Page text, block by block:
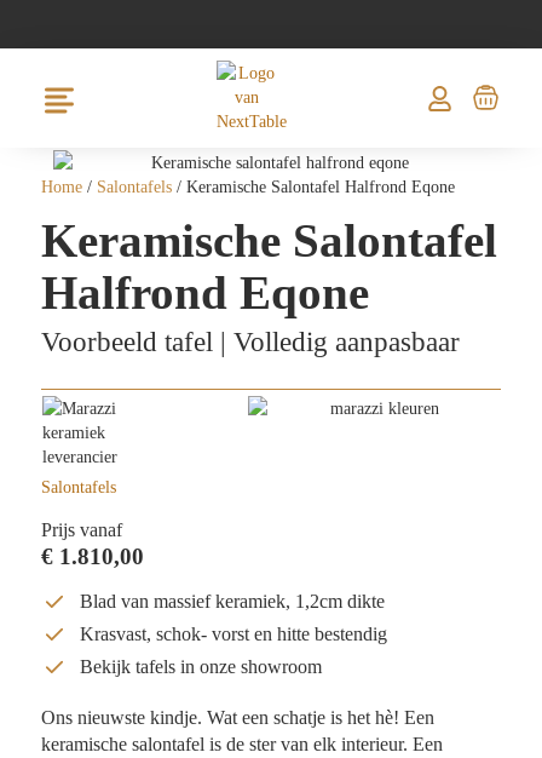
Home/ Salontafels/ Keramische Salontafel Halfrond Eqone
Keramische Salontafel
Halfrond Eqone
Voorbeeld tafel | Volledig aanpasbaar
Salontafels
Prijs vanaf
€1.810,00
Blad van massief keramiek, 1,2cm dikte
Krasvast, schok- vorst en hitte bestendig
Bekijk tafels in onze showroom
Ons nieuwste kindje. Wat een schatje is het hè! Een
keramische salontafel is de ster van elk interieur. Een